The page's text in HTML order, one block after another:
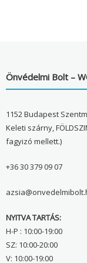
Önvédelmi Bolt –
1152 Budapest
Keleti szárny,
fagyizó mellett.)
+36 30 379 09 07
NYITVA TARTÁS:
H-P : 10:00-19:00
SZ: 10:00-20:00
V: 10:00-19:00